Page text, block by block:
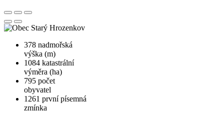
378 nadmořská
výška (m)
1084 katastrální
výměra (ha)
795 počet
obyvatel
1261 první písemná
zmínka